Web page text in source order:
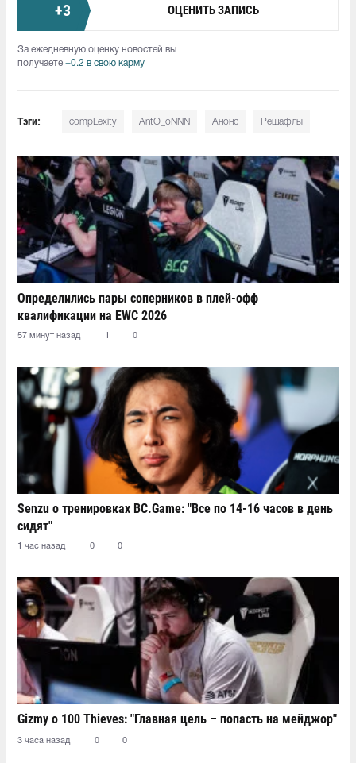
+3 ОЦЕНИТЬ ЗАПИСЬ
За ежедневную оценку новостей вы
получаете +0.2 в свою карму
Тэги: compLexity AntO_oNNN Анонс Решафлы
Определились пары соперников в плей-офф
квалификации на EWC 2026
57 минут назад 1 0
Senzu о тренировках BC.Game: "Все по 14-16 часов в день
сидят"
1 час назад 0 0
Gizmy о 100 Thieves: "Главная цель – попасть на мейджор"
3 часа назад 0 0